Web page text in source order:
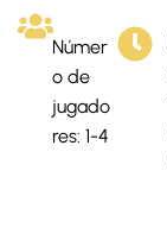
Númer
o de
jugado
res: 1-4